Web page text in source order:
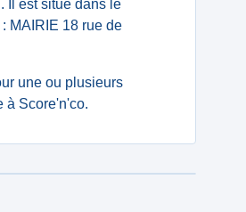
Il est situé dans le
MAIRIE 18 rue de
une ou plusieurs
à Score'n'co.